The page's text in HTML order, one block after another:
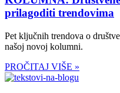
prilagoditi trendovima
Pet ključnih trendova o
našoj novoj kolumni.
PROČITAJ VIŠE »